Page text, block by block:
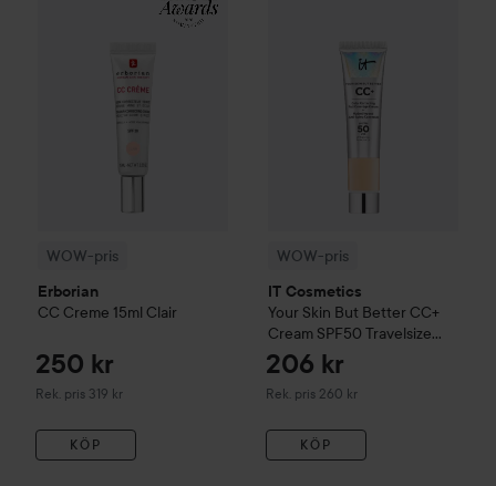
WOW-pris
Erborian
CC Creme 15ml Clair
250 kr
Rek. pris 319 kr
Rekommenderat pris 319 kr
KÖP
WOW-pris
IT Cosmetics
Your Skin But Better CC+
Cream SPF50 Travelsize
Medium
206 kr
Rek. pris 260 kr
Rekommenderat pris 260 kr
KÖP